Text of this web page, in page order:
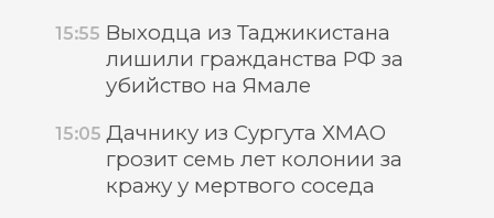
15:55 Выходца из Таджикистана
лишили гражданства РФ за
убийство на Ямале
15:05 Дачнику из Сургута ХМАО
грозит семь лет колонии за
кражу у мертвого соседа